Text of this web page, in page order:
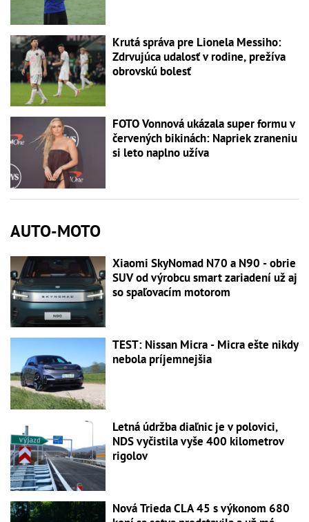
Krutá správa pre Lionela Messiho:
Zdrvujúca udalosť v rodine, prežíva
obrovskú bolesť
FOTO Vonnová ukázala super formu v
červených bikinách: Napriek zraneniu
si leto naplno užíva
AUTO-MOTO
Xiaomi SkyNomad N70 a N90 - obrie
SUV od výrobcu smart zariadení už aj
so spaľovacím motorom
TEST: Nissan Micra - Micra ešte nikdy
nebola príjemnejšia
Letná údržba diaľnic je v polovici,
NDS vyčistila vyše 400 kilometrov
rigolov
Nová Trieda CLA 45 s výkonom 680